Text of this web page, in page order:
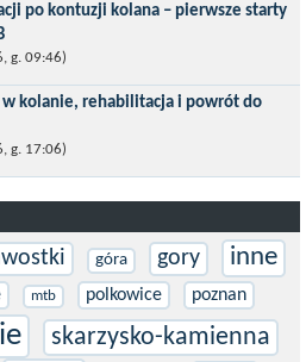
po kontuzji kolana – pierwsze starty
kontuzji kolana i uszkodzeniu więzadeł
rywalizacji. Podczas zawodów znikają
g. 09:46)
w kolanie, rehabilitacja i powrót do
niezależnie od stopnia
startujesz w zawodach i chcesz po
dać z siebie...
g. 17:06)
góra gory inne
mtb polkowice poznan
skarzysko-kamienna